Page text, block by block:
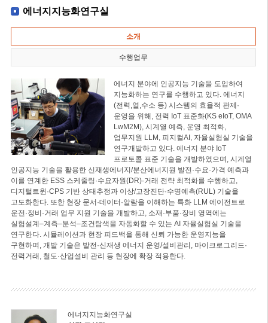
에너지지능화연구실
소개
수행업무
에너지 분야에 인공지능 기술을 도입하여
지능화하는 연구를 수행하고 있다. 에너지
(전력,열,수소 등) 시스템의 효율적 관제·
운영을 위해, 전력 IoT 표준화(KS eIoT, OMA
LwM2M), 시계열 예측, 운영 최적화,
업무지원 LLM, 피지컬AI, 자율실험실 기술을
연구개발하고 있다. 에너지 분야 IoT
프로토콜 표준 기술을 개발하였으며, 시계열
인공지능 기술을 활용한 신재생에너지/분산에너지원 발전·수요·가격 예측과
이를 연계한 ESS 스케줄링·수요자원(DR)·거래 전략 최적화를 수행하고,
디지털트윈·CPS 기반 상태추정과 이상/고장진단·수명예측(RUL) 기술을
고도화한다. 또한 현장 문서·데이터·알람을 이해하는 특화 LLM 에이전트로
운전·정비·거래 업무 지원 기술을 개발하고, 소재·부품·장비 영역에는
실험설계–계측–분석–조건탐색을 자동화할 수 있는 AI 자율실험실 기술을
연구한다. 시뮬레이션과 현장 피드백을 통해 신뢰 가능한 운영지능을
구현하며, 개발 기술은 발전·신재생 에너지 운영/설비관리, 마이크로그리드·
전력거래, 철도·산업설비 관리 등 현장에 확장 적용한다.
에너지지능화연구실